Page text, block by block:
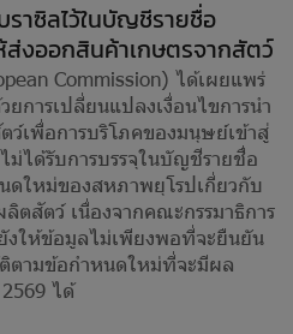
าซิลไว้ในบัญชีรายชื่อ
ส่งออกสินค้าเกษตรจากสัตว์
Commission) ได้เผยแพร่
การเปลี่ยนแปลงเงื่อนไขการนำ
เพื่อการบริโภคของมนุษย์เข้าสู่
ได้รับการบรรจุในบัญชีรายชื่อ
ใหม่ของสหภาพยุโรปเกี่ยวกับ
ตสัตว์ เนื่องจากคณะกรรมาธิการ
งให้ข้อมูลไม่เพียงพอที่จะยืนยัน
ตามข้อกำหนดใหม่ที่จะมีผล
ได้